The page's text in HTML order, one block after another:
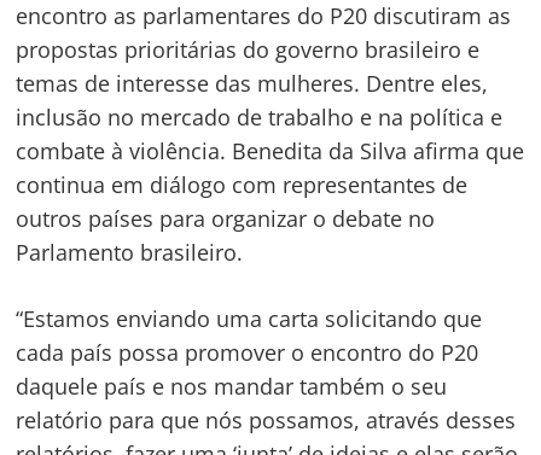
encontro as parlamentares do P20 discutiram as
propostas prioritárias do governo brasileiro e
temas de interesse das mulheres. Dentre eles,
inclusão no mercado de trabalho e na política e
combate à violência. Benedita da Silva afirma que
continua em diálogo com representantes de
outros países para organizar o debate no
Parlamento brasileiro.
“Estamos enviando uma carta solicitando que
cada país possa promover o encontro do P20
daquele país e nos mandar também o seu
relatório para que nós possamos, através desses